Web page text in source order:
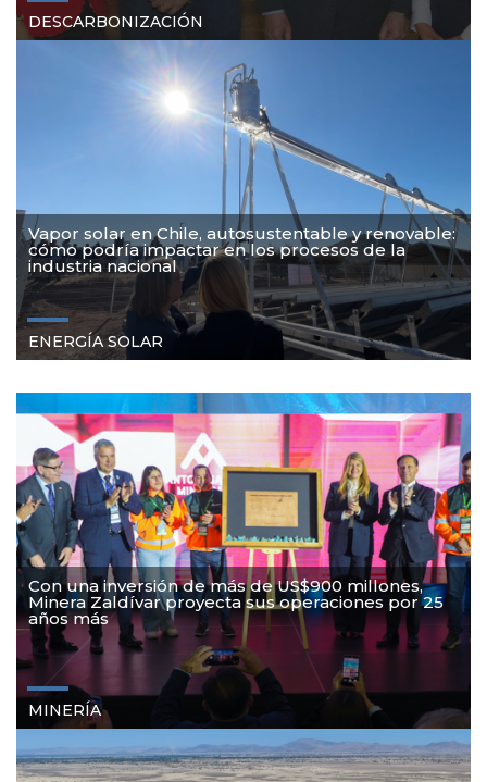
DESCARBONIZACIÓN
Vapor solar en Chile, autosustentable y renovable:
cómo podría impactar en los procesos de la
industria nacional
ENERGÍA SOLAR
Con una inversión de más de US$900 millones,
Minera Zaldívar proyecta sus operaciones por 25
años más
MINERÍA